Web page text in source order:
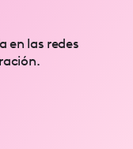
en las redes